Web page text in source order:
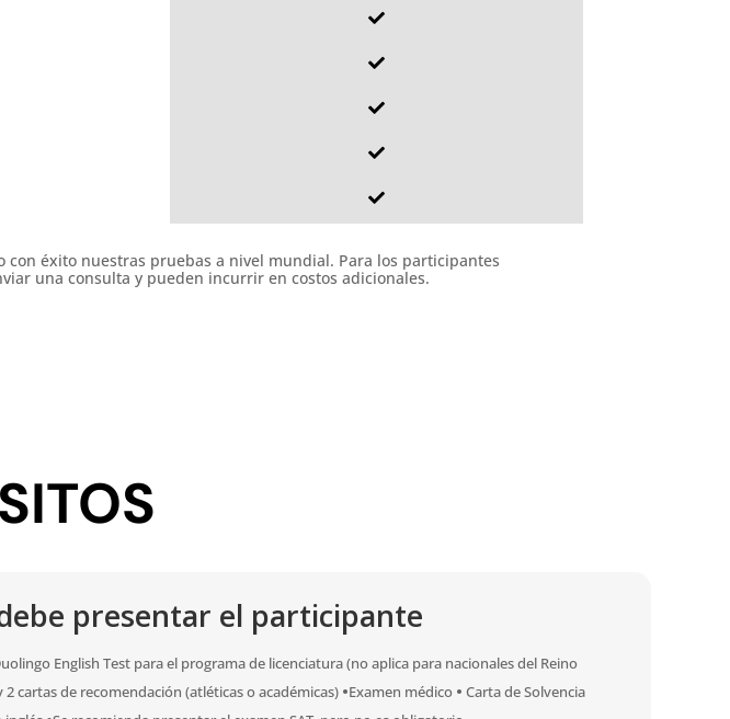





éxito nuestras pruebas a nivel mundial. Para los participantes
una consulta y pueden incurrir en costos adicionales.
presentar el participante
English Test para el programa de licenciatura (no aplica para nacionales del Reino
cartas de recomendación (atléticas o académicas) •Examen médico • Carta de Solvencia